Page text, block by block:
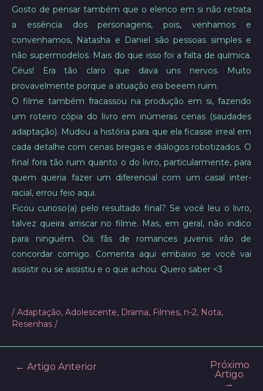
Gosto de pensar também que o elenco em si não retrata
a essência dos personagens, pois, venhamos e
convenhamos, Natasha e Daniel são pessoas simples e
não supermodelos. Mais do que isso foi a falta de química.
Céus! Era tão claro que dava uns nervos. Muito
provavelmente porque a atuação era beeem ruim.
O filme também fracassou na produção em si, fazendo
um roteiro cópia do livro em inúmeras cenas (saudades
adaptação). Mudou a história para que ela ficasse irreal em
cada detalhe com cenas bregas e diálogos robotizados. O
final fora tão ruim quanto o do livro, particularmente, para
quem queria fazer um diferencial com um casal inter-
racial, errou feio aqui.
Ficou curioso(a) pelo resultado final? Se você leu o livro,
talvez queira arriscar no filme. Mas, em geral, não indico
para ninguém. Os fãs de romances juvenis irão de
concordar comigo. Comenta aqui embaixo se você vai
assistir ou se assistiu e o que achou. Quero saber <3
/ Adaptação, Adolescente, Drama, Filmes, n-2, Nota,
Resenhas /
Post← Artigo Anterior
Próximo
Artigo
→